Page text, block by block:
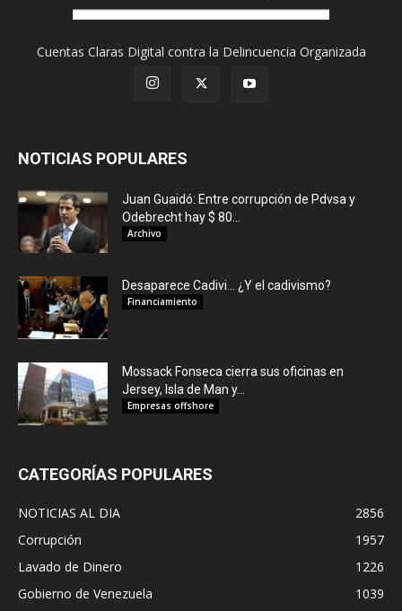
Cuentas Claras Digital contra la Delincuencia Organizada
NOTICIAS POPULARES
Juan Guaidó: Entre corrupción de Pdvsa y
Odebrecht hay $ 80...
Archivo
Desaparece Cadivi… ¿Y el cadivismo?
Financiamiento
Mossack Fonseca cierra sus oficinas en
Jersey, Isla de Man y...
Empresas offshore
CATEGORÍAS POPULARES
NOTICIAS AL DIA
2856
Corrupción
1957
Lavado de Dinero
1226
Gobierno de Venezuela
1039